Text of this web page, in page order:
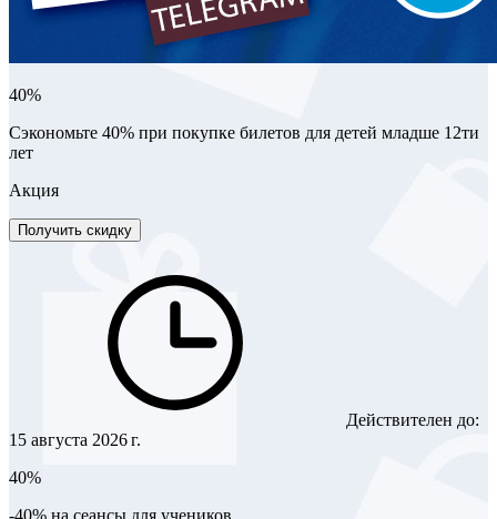
40%
Сэкономьте 40% при покупке билетов для детей младше 12ти
лет
Акция
Получить скидку
Действителен до:
15 августа 2026 г.
40%
-40% на сеансы для учеников